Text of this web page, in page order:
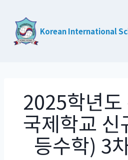
content
Korean International
2025학년
국제학교 신
등수학) 3